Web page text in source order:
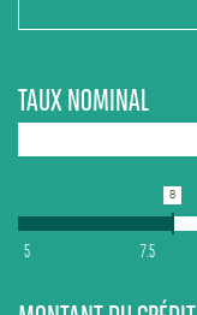
TAUX NOMINAL
8
5 7.5